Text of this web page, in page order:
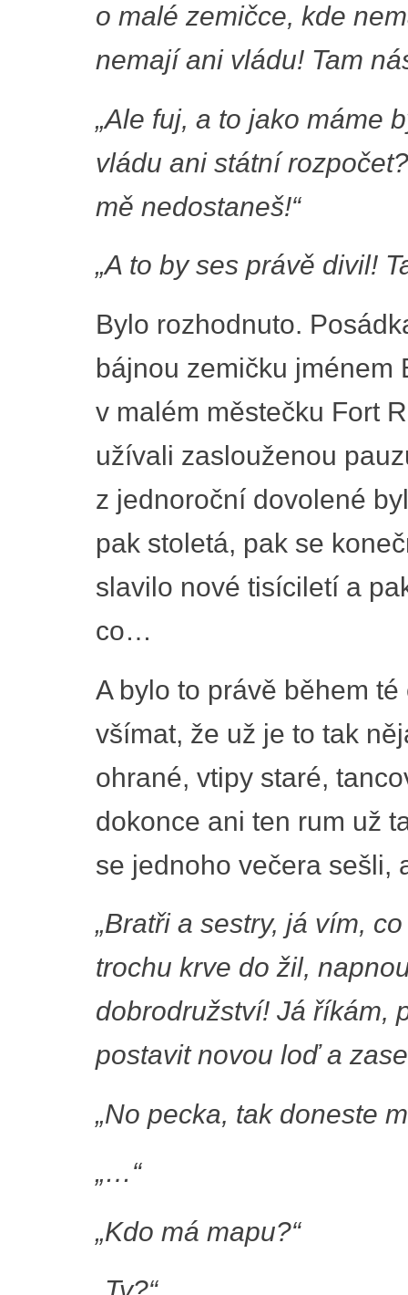
o malé zemičce, kde
nemají ani vládu! Tam
„Ale fuj, a to jako máme
vládu ani státní
mě nedostaneš!“
„A to by ses právě divil!
Bylo rozhodnuto.
bájnou zemičku jménem
v malém městečku Fort
užívali zaslouženou
z jednoroční dovolené
pak stoletá, pak se
slavilo nové tisíciletí a
co…
A bylo to právě během
všímat, že už je to tak
ohrané, vtipy staré,
dokonce ani ten rum už
se jednoho večera sešli,
„Bratři a sestry, já vím,
trochu krve do žil,
dobrodružství! Já říkám,
postavit novou loď a
„No pecka, tak doneste
„…“
„Kdo má mapu?“